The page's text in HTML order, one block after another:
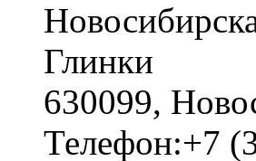
Глинки
630099,
Телефон:+7